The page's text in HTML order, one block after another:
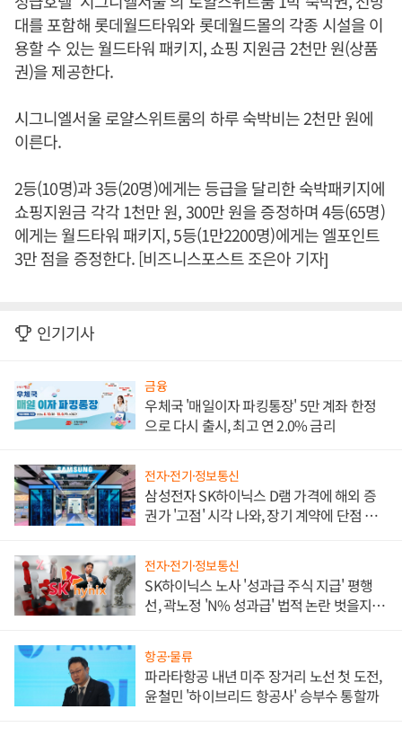
대를 포함해 롯데월드타워와 롯데월드몰의 각종 시설을 이
용할 수 있는 월드타워 패키지, 쇼핑 지원금 2천만 원(상품
권)을 제공한다.
시그니엘서울 로얄스위트룸의 하루 숙박비는 2천만 원에
이른다.
2등(10명)과 3등(20명)에게는 등급을 달리한 숙박패키지에
쇼핑지원금 각각 1천만 원, 300만 원을 증정하며 4등(65명)
에게는 월드타워 패키지, 5등(1만2200명)에게는 엘포인트
3만 점을 증정한다. [비즈니스포스트 조은아 기자]
인기기사
금융
우체국 '매일이자 파킹통장' 5만 계좌 한정
으로 다시 출시, 최고 연 2.0% 금리
전자·전기·정보통신
삼성전자 SK하이닉스 D램 가격에 해외 증
권가 '고점' 시각 나와, 장기 계약에 단점 부
전자·전기·정보통신
SK하이닉스 노사 '성과급 주식 지급' 평행
선, 곽노정 'N% 성과급' 법적 논란 벗을지 주
항공·물류
파라타항공 내년 미주 장거리 노선 첫 도전,
윤철민 '하이브리드 항공사' 승부수 통할까